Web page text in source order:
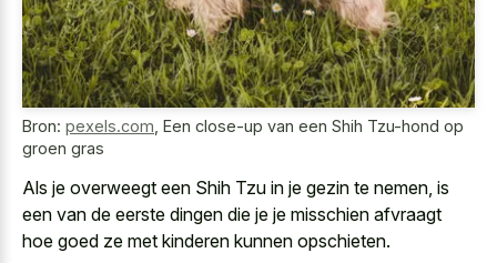
Bron: pexels.com Een close-up van een Shih Tzu-hond op
groen gras
Als je overweegt een Shih Tzu in je gezin te nemen, is
een van de eerste dingen die je je misschien afvraagt
hoe goed ze met kinderen kunnen opschieten.